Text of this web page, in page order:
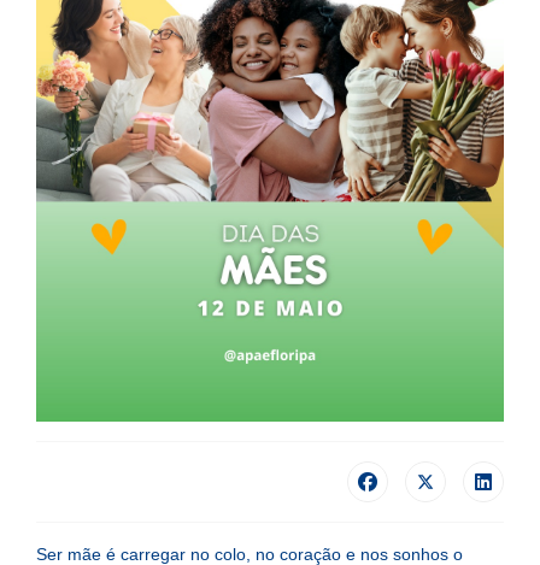
Ser mãe é carregar no colo, no coração e nos sonhos o